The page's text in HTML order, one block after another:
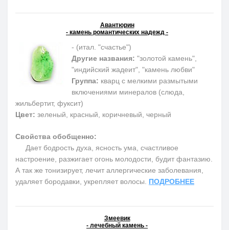
Авантюрин
- камень романтических надежд -
- (итал. "счастье")
Другие названия: "золотой камень",
"индийский жадеит", "камень любви"
Группа: кварц с мелкими размытыми
включениями минералов (слюда,
жильбертит, фуксит)
Цвет: зеленый, красный, коричневый, черный
Свойства обобщенно:
Дает бодрость духа, ясность ума, счастливое
настроение, разжигает огонь молодости, будит фантазию.
А так же тонизирует, лечит аллергические заболевания,
удаляет бородавки, укрепляет волосы. ПОДРОБНЕЕ
Змеевик
- лечебный камень -